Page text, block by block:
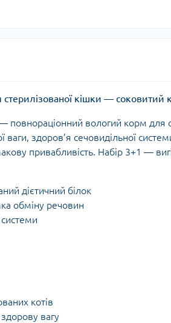
стерилізованої кішки —
вологий корм для
здоров’я сечовидільної
привабливість. Набір 3+1 —
дієтичний білок
обміну речовин
системи
котів
вагу